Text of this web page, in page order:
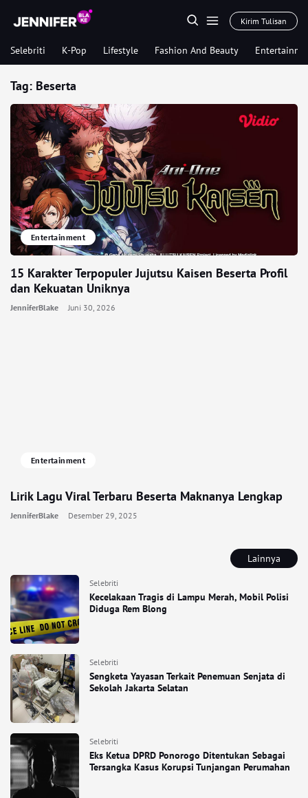
Kirim Tulisan
Selebriti K-Pop Lifestyle Fashion And Beauty
Lainnya
Selebriti
Kecelakaan Tragis di Lampu Merah, Mobil Polisi
Diduga Rem Blong
Selebriti
Sengketa Yayasan Terkait Penemuan Senjata di
Sekolah Jakarta Selatan
Selebriti
Eks Ketua DPRD Ponorogo Ditentukan Sebagai
Tersangka Kasus Korupsi Tunjangan Perumahan
Tag: Beserta
Entertainment
15 Karakter Terpopuler Jujutsu Kaisen Beserta Profil
dan Kekuatan Uniknya
JenniferBlake Juni 30, 2026
Entertainment
Lirik Lagu Viral Terbaru Beserta Maknanya Lengkap
JenniferBlake Desember 29, 2025